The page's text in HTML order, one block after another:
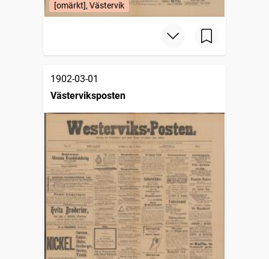
[omärkt], Västervik
1902-03-01
Västerviksposten